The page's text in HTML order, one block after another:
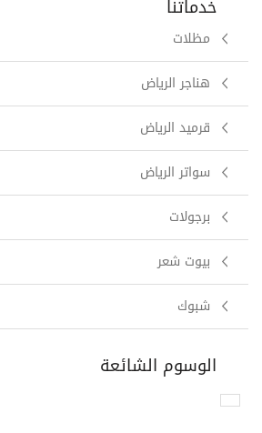
خدماتنا
مظلات
هناجر الرياض
قرميد الرياض
سواتر الرياض
برجولات
بيوت شعر
شبوك
الوسوم الشائعة